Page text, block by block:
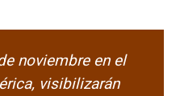
noviembre en el
visibilizarán